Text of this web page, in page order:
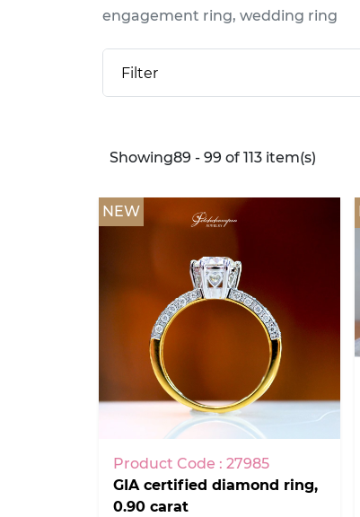
engagement ring, wedding ring
Filter
Showing89 - 99 of 113 item(s)
NEW
Product Code : 27985
GIA certified diamond ring,
0.90 carat